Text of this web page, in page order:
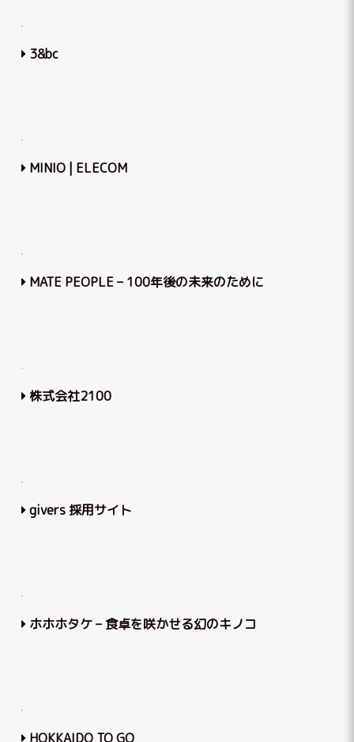
3&bc
MINIO | ELECOM
MATE PEOPLE – 100年後の未来のために
株式会社2100
givers 採用サイト
ホホホタケ – 食卓を咲かせる幻のキノコ
HOKKAIDO TO GO